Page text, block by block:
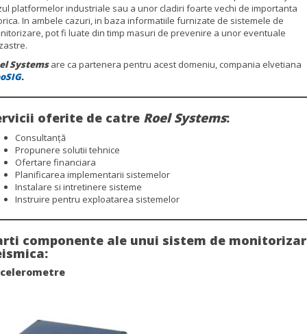
platformelor industriale sau a unor cladiri foarte vechi de importanta
In ambele cazuri, in baza informatiile furnizate de sistemele de
pot fi luate din timp masuri de prevenire a unor eventuale
Systemsare ca partenera pentru acest domeniu, compania elvetiana
.
oferite de catre Roel Systems:
Consultanţă
Propunere solutii tehnice
Ofertare financiara
Planificarea implementarii sistemelor
Instalare si intretinere sisteme
Instruire pentru exploatarea sistemelor
componente ale unui sistem de